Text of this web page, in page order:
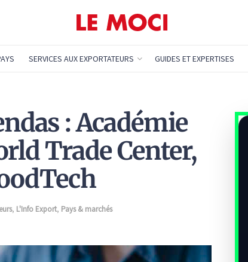
SERVICES AUX EXPORTATEURS GUIDES ET EXPERTISES
: Académie
Trade Center,
, L'Info Export, Pays & marchés